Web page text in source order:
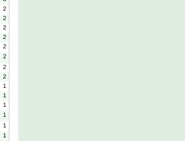
2
2
2
2
2
2
2
2
1
1
1
1
1
1